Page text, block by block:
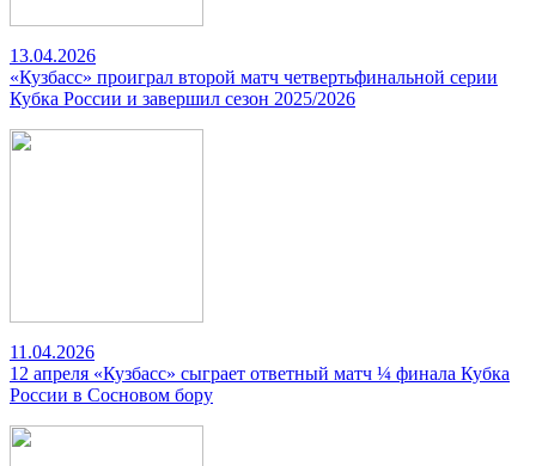
13.04.2026
«Кузбасс» проиграл второй матч четвертьфинальной серии
Кубка России и завершил сезон 2025/2026
11.04.2026
12 апреля «Кузбасс» сыграет ответный матч ¼ финала Кубка
России в Сосновом бору